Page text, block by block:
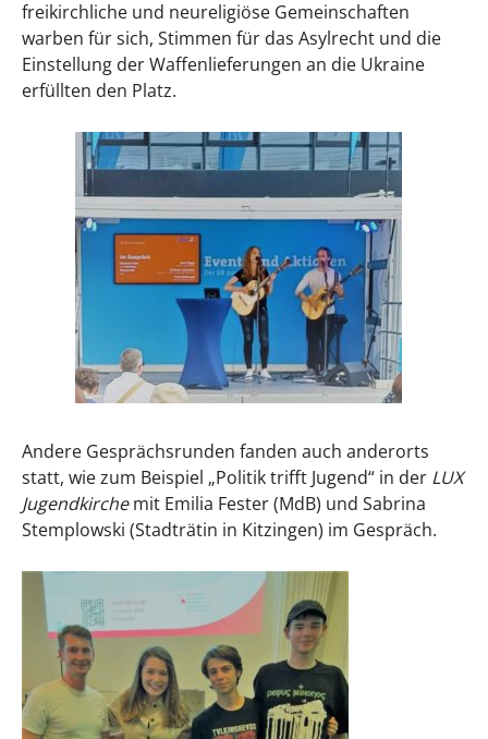
freikirchliche und neureligiöse Gemeinschaften
warben für sich, Stimmen für das Asylrecht und die
Einstellung der Waffenlieferungen an die Ukraine
erfüllten den Platz.
Andere Gesprächsrunden fanden auch anderorts
statt, wie zum Beispiel „Politik trifft Jugend“ in der LUX
Jugendkirchemit Emilia Fester (MdB) und Sabrina
Stemplowski (Stadträtin in Kitzingen) im Gespräch.